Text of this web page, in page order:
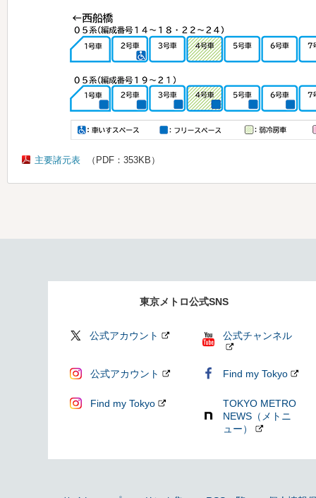
主要諸元表 （PDF：353KB）
東京メトロ公式SNS
公式アカウント 公式チャンネル
公式アカウント Find my Tokyo
Find my Tokyo
TOKYO METRO
NEWS（メトニ
ュー）